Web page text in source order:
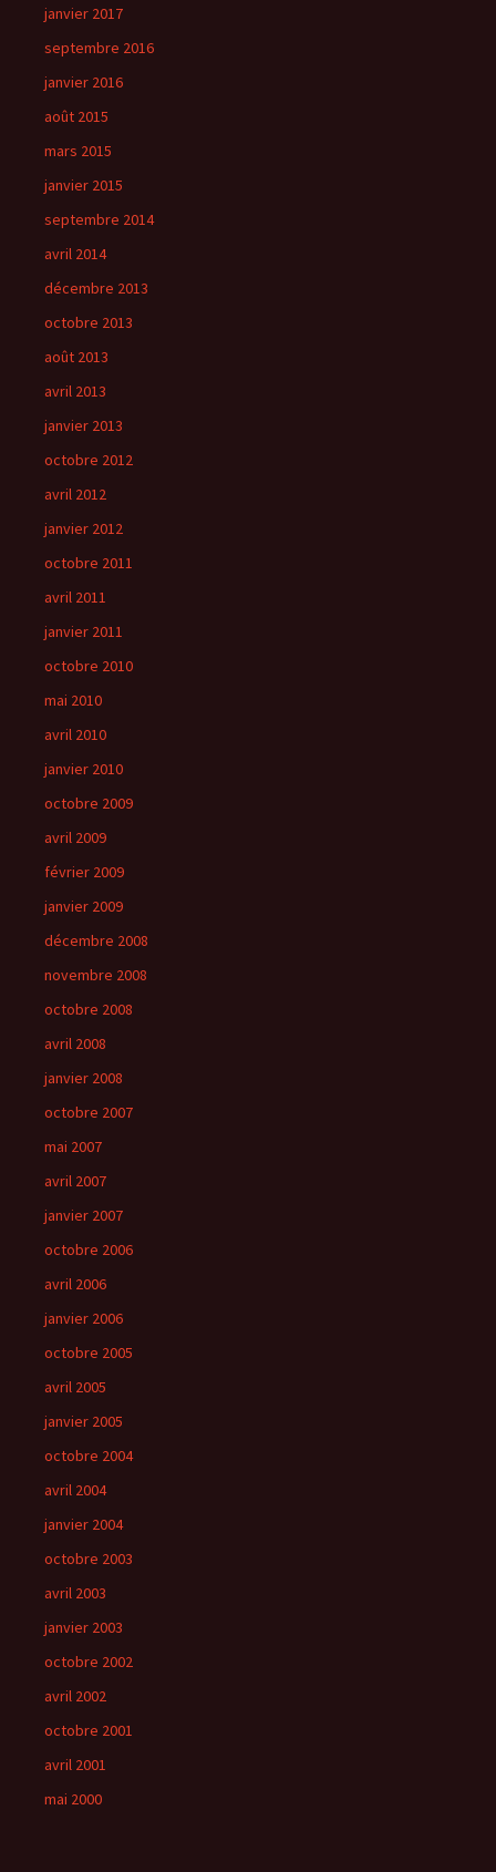
janvier 2017
septembre 2016
janvier 2016
août 2015
mars 2015
janvier 2015
septembre 2014
avril 2014
décembre 2013
octobre 2013
août 2013
avril 2013
janvier 2013
octobre 2012
avril 2012
janvier 2012
octobre 2011
avril 2011
janvier 2011
octobre 2010
mai 2010
avril 2010
janvier 2010
octobre 2009
avril 2009
février 2009
janvier 2009
décembre 2008
novembre 2008
octobre 2008
avril 2008
janvier 2008
octobre 2007
mai 2007
avril 2007
janvier 2007
octobre 2006
avril 2006
janvier 2006
octobre 2005
avril 2005
janvier 2005
octobre 2004
avril 2004
janvier 2004
octobre 2003
avril 2003
janvier 2003
octobre 2002
avril 2002
octobre 2001
avril 2001
mai 2000